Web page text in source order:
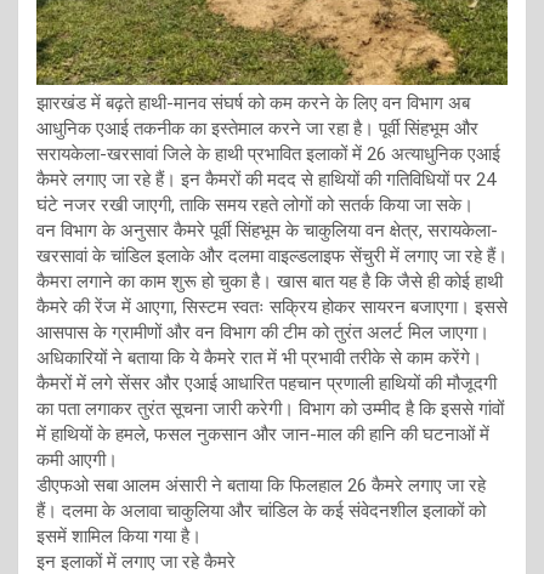
झारखंड में बढ़ते हाथी-मानव संघर्ष को कम करने के लिए वन विभाग अब
आधुनिक एआई तकनीक का इस्तेमाल करने जा रहा है। पूर्वी सिंहभूम और
सरायकेला-खरसावां जिले के हाथी प्रभावित इलाकों में 26 अत्याधुनिक एआई
कैमरे लगाए जा रहे हैं। इन कैमरों की मदद से हाथियों की गतिविधियों पर 24
घंटे नजर रखी जाएगी, ताकि समय रहते लोगों को सतर्क किया जा सके।
वन विभाग के अनुसार कैमरे पूर्वी सिंहभूम के चाकुलिया वन क्षेत्र, सरायकेला-
खरसावां के चांडिल इलाके और दलमा वाइल्डलाइफ सेंचुरी में लगाए जा रहे हैं।
कैमरा लगाने का काम शुरू हो चुका है। खास बात यह है कि जैसे ही कोई हाथी
कैमरे की रेंज में आएगा, सिस्टम स्वतः सक्रिय होकर सायरन बजाएगा। इससे
आसपास के ग्रामीणों और वन विभाग की टीम को तुरंत अलर्ट मिल जाएगा।
अधिकारियों ने बताया कि ये कैमरे रात में भी प्रभावी तरीके से काम करेंगे।
कैमरों में लगे सेंसर और एआई आधारित पहचान प्रणाली हाथियों की मौजूदगी
का पता लगाकर तुरंत सूचना जारी करेगी। विभाग को उम्मीद है कि इससे गांवों
में हाथियों के हमले, फसल नुकसान और जान-माल की हानि की घटनाओं में
कमी आएगी।
डीएफओ सबा आलम अंसारी ने बताया कि फिलहाल 26 कैमरे लगाए जा रहे
हैं। दलमा के अलावा चाकुलिया और चांडिल के कई संवेदनशील इलाकों को
इसमें शामिल किया गया है।
इन इलाकों में लगाए जा रहे कैमरे